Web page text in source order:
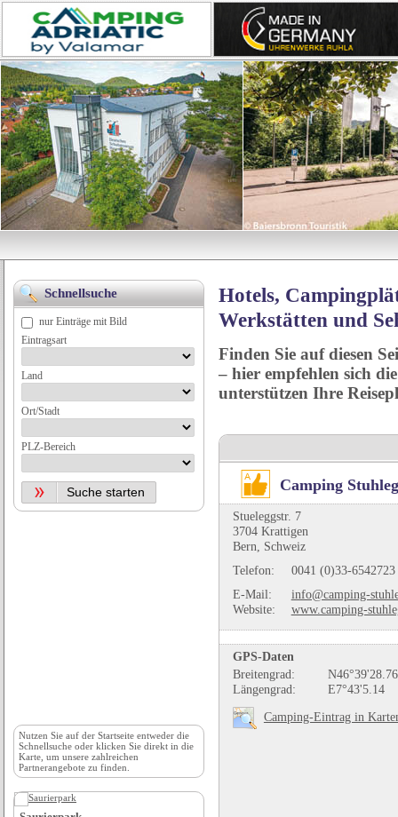
Hotels,
Werkstätten und
Finden Sie auf diesen
– hier empfehlen sich
unterstützen Ihre
Camping
Stueleggstr. 7
3704 Krattigen
Bern, Schweiz
Telefon:
0041 (0)33-6542723
E-Mail:
info@camping-
Website:
www.camping-
GPS-Daten
Breitengrad:
N46°39'28.76
Längengrad:
E7°43'5.14
Camping-Eintrag in
Schnellsuche
nur Einträge mit Bild
Eintragsart
Land
Ort/Stadt
PLZ-Bereich
Nutzen Sie auf der Startseite entweder die
Schnellsuche oder klicken Sie direkt in die
Karte, um unsere zahlreichen
Partnerangebote zu finden.